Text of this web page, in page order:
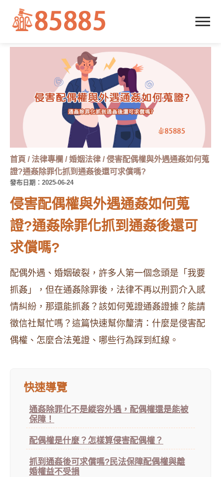
首頁 /法律專欄 /婚姻法律 /侵害配偶權與外遇通姦如何蒐
證?通姦除罪化抓到通姦後還可求償嗎?
發布日期：2025-06-24
侵害配偶權與外遇通姦如何蒐
證?通姦除罪化抓到通姦後還可
求償嗎?
配偶外遇、婚姻破裂，許多人第一個念頭是「我要
抓姦」，但在通姦除罪後，法律不再以刑罰介入感
情糾紛，那還能抓姦？該如何蒐證通姦證據？能請
徵信社幫忙嗎？這篇快速幫你釐清：什麼是侵害配
偶權、怎麼合法蒐證、哪些行為踩到紅線。
快速導覽
通姦除罪化不是縱容外遇，配偶權還是能被
保障！
配偶權是什麼？怎樣算侵害配偶權？
抓到通姦後可求償嗎?民法保障配偶權與離
婚權益不受損